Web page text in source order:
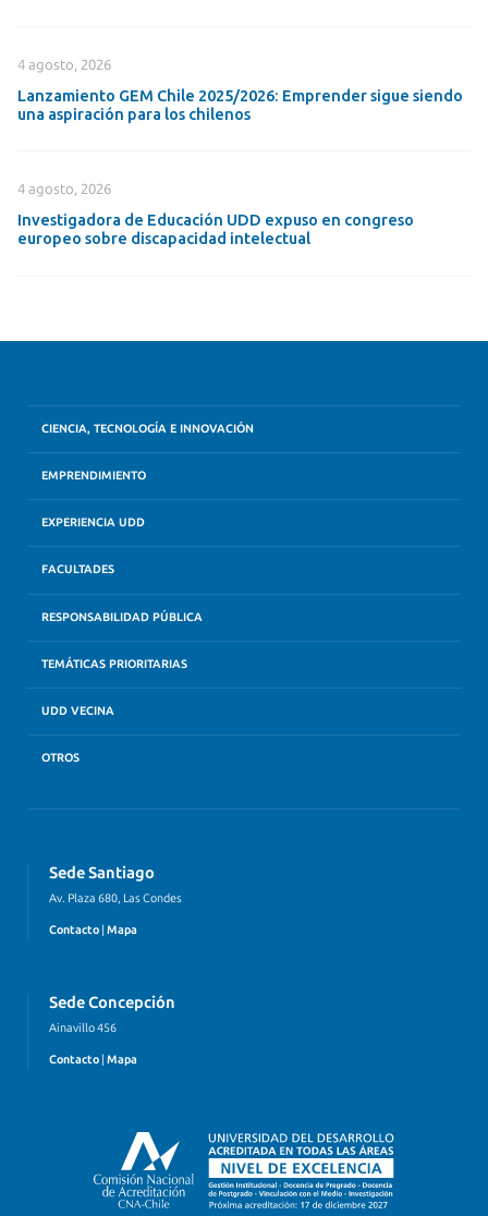
4 agosto, 2026
Lanzamiento GEM Chile 2025/2026: Emprender sigue siendo
una aspiración para los chilenos
4 agosto, 2026
Investigadora de Educación UDD expuso en congreso
europeo sobre discapacidad intelectual
CIENCIA, TECNOLOGÍA E INNOVACIÓN
EMPRENDIMIENTO
EXPERIENCIA UDD
FACULTADES
RESPONSABILIDAD PÚBLICA
TEMÁTICAS PRIORITARIAS
UDD VECINA
OTROS
Sede Santiago
Av. Plaza 680, Las Condes
Contacto Mapa
Sede Concepción
Ainavillo 456
Contacto | Mapa